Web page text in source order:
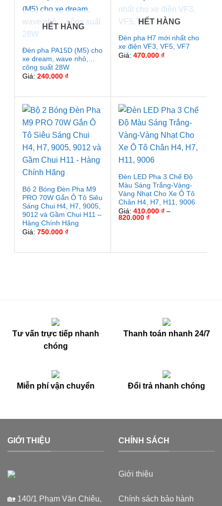
HẾT HÀNG
Đèn pha PA15D (M5) cho
xe dream, wave nhỏ,…
công suất 28W
Giá: 240.000 ₫
HẾT HÀNG
Đèn pha H7 mới nhất cho
xe điện VF3, VF5, VF7
Giá: 470.000 ₫
Bộ 2 Bóng Đèn Pha M9
PRO 70W Gắn Ô Tô Siêu
Sáng Chui H4, H7, 9005,
9012 và Gầm Chui H11 –
Hàng Chính Hãng
Giá: 750.000 ₫
Đèn LED Pha 3 Chế Độ
Màu Sáng Trắng-Vàng-
Vàng Nhạt Cho Xe Ô Tô
Chân H4, H7, H11, 9006
Giá: 410.000 ₫ –
820.000 ₫Khoảng
Tư vấn trực tiếp nhanh
chóng
Thanh toán nhanh 24/7
Miễn phí vận chuyển Đổi trả nhanh chóng
GIỚI THIỆU
🏡 140/1 Phạm Văn Chiêu,
CHÍNH SÁCH
Giới thiệu
Chính sách bảo hành